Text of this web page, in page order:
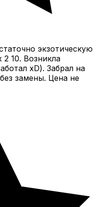
экзотическую
10. Возникла
xD). Забрал на
замены. Цена не